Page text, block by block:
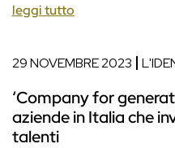
leggi tutto
29 NOVEMBRE 2023
‘Company for
aziende in Italia che
talenti